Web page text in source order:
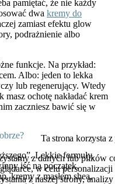
pamiętać, że nie każdy
dwa kremy do
zamiast efektu glow
podrażnienie albo
funkcje. Na przykład:
Albo: jeden to lekka
lub regenerujący. Wtedy
masz ochotę nakładać krem
zaczniesz bawić się w
Lekkie formuły,
iść na początek.
kremy z masłem shea,
Ta strona korzysta
z danych lub plików
w celu
z naszej strony,